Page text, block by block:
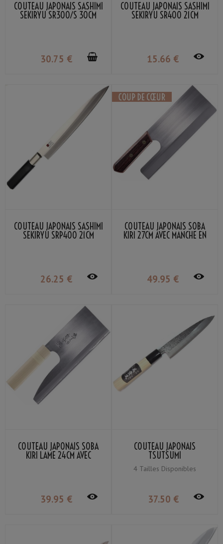
COUTEAU JAPONAIS SASHIMI
SEKIRYU SR300/S 30CM
30.75 €
COUTEAU JAPONAIS SASHIMI
SEKIRYU SR400 21CM
15.66 €
COUTEAU JAPONAIS SASHIMI
SEKIRYU SRP400 21CM
26.25 €
COUTEAU JAPONAIS SOBA
KIRI 27CM AVEC MANCHE EN
49.95 €
COUTEAU JAPONAIS SOBA
KIRI LAME 24CM AVEC
39.95 €
COUTEAU JAPONAIS
TSUTSUMI
4 Tailles Disponibles
37.50 €